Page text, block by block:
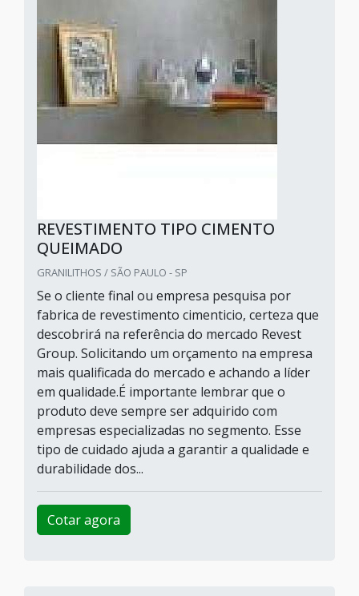
REVESTIMENTO TIPO CIMENTO
QUEIMADO
GRANILITHOS / SÃO PAULO - SP
Se o cliente final ou empresa pesquisa por
fabrica de revestimento cimenticio, certeza que
descobrirá na referência do mercado Revest
Group. Solicitando um orçamento na empresa
mais qualificada do mercado e achando a líder
em qualidade.É importante lembrar que o
produto deve sempre ser adquirido com
empresas especializadas no segmento. Esse
tipo de cuidado ajuda a garantir a qualidade e
durabilidade dos...
Cotar agora